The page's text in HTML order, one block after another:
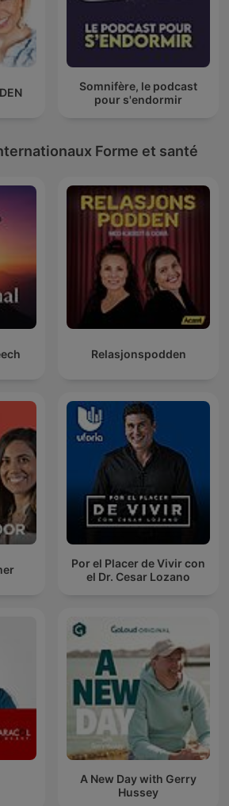
Somnifère, le podcast
pour s'endormir
Forme et santé
Relasjonspodden
Por el Placer de Vivir con
el Dr. Cesar Lozano
A New Day with Gerry
Hussey